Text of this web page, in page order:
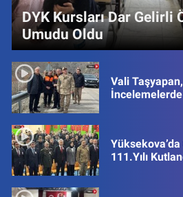
DYK Kursları Dar Gelirli
Umudu Oldu
Vali
111.Yılı